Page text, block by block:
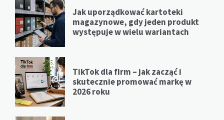
Jak uporządkować kartoteki
magazynowe, gdy jeden produkt
występuje w wielu wariantach
TikTok dla firm – jak zacząć i
skutecznie promować markę w
2026 roku